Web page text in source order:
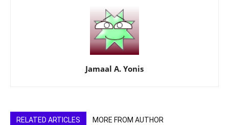
Jamaal A. Yonis
RELATED ARTICLES MORE FROM AUTHOR